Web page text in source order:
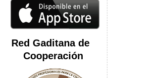
Red Gaditana de
Cooperación